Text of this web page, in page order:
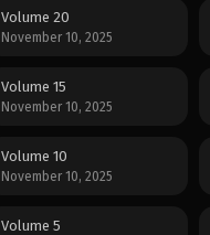
Volume 20
November 10, 2025
Volume 15
November 10, 2025
Volume 10
November 10, 2025
Volume 5